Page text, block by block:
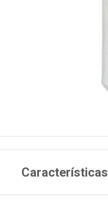
Características